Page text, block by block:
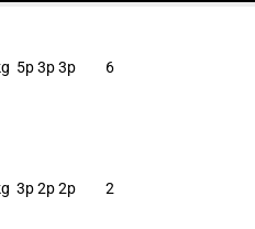
5p 3p 3p 6
3p 2p 2p 2